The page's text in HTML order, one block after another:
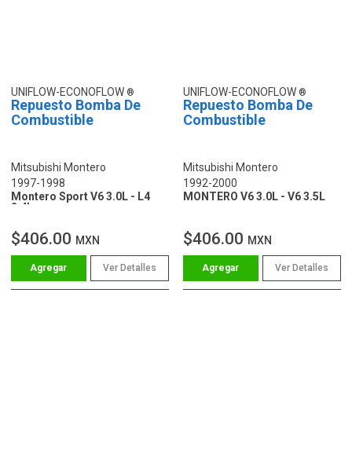
UNIFLOW-ECONOFLOW
Repuesto Bomba De
Combustible
Mitsubishi Montero
1997-1998
Montero Sport V6 3.0L - L4
2.4L
$406.00 MXN
Ver Detalles
UNIFLOW-ECONOFLOW
Repuesto Bomba De
Combustible
Mitsubishi Montero
1992-2000
MONTERO V6 3.0L - V6 3.5L
$406.00 MXN
Ver Detalles